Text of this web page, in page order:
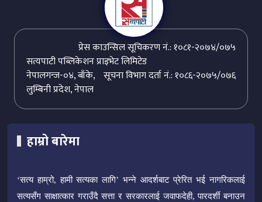
प्रेस काउन्सिल सूचिकरण नं.: १०८१-२०७४/०७५
सत्यपाटी पब्लिकेशन प्राइभेट लिमिटेड
सूचना विभाग दर्ता नं.: १०८६-२०७५/०७६
नेपालगन्ज-०४, बाँके,
लुम्बिनी प्रदेश, नेपाल
हाम्रो बारेमा
‘सत्य हाम्रो, हामी सत्यका लागि’ भन्ने आदर्शबाट प्रेरित भई नागरिकलाई
सत्यसँग साक्षात्कार गराउँदै सत्ता र सरकारलाई जवाफदेही, पारदर्शी बनाउन